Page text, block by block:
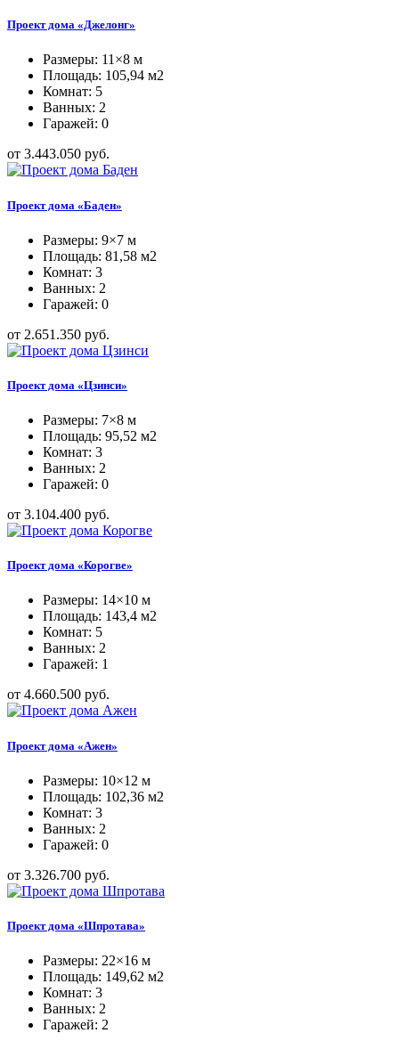
Проект дома «Джелонг»
Размеры: 11×8 м
Площадь: 105,94 м2
Комнат: 5
Ванных: 2
Гаражей: 0
от 3.443.050 руб.
Проект дома «Баден»
Размеры: 9×7 м
Площадь: 81,58 м2
Комнат: 3
Ванных: 2
Гаражей: 0
от 2.651.350 руб.
Проект дома «Цзинси»
Размеры: 7×8 м
Площадь: 95,52 м2
Комнат: 3
Ванных: 2
Гаражей: 0
от 3.104.400 руб.
Проект дома «Корогве»
Размеры: 14×10 м
Площадь: 143,4 м2
Комнат: 5
Ванных: 2
Гаражей: 1
от 4.660.500 руб.
Проект дома «Ажен»
Размеры: 10×12 м
Площадь: 102,36 м2
Комнат: 3
Ванных: 2
Гаражей: 0
от 3.326.700 руб.
Проект дома «Шпротава»
Размеры: 22×16 м
Площадь: 149,62 м2
Комнат: 3
Ванных: 2
Гаражей: 2